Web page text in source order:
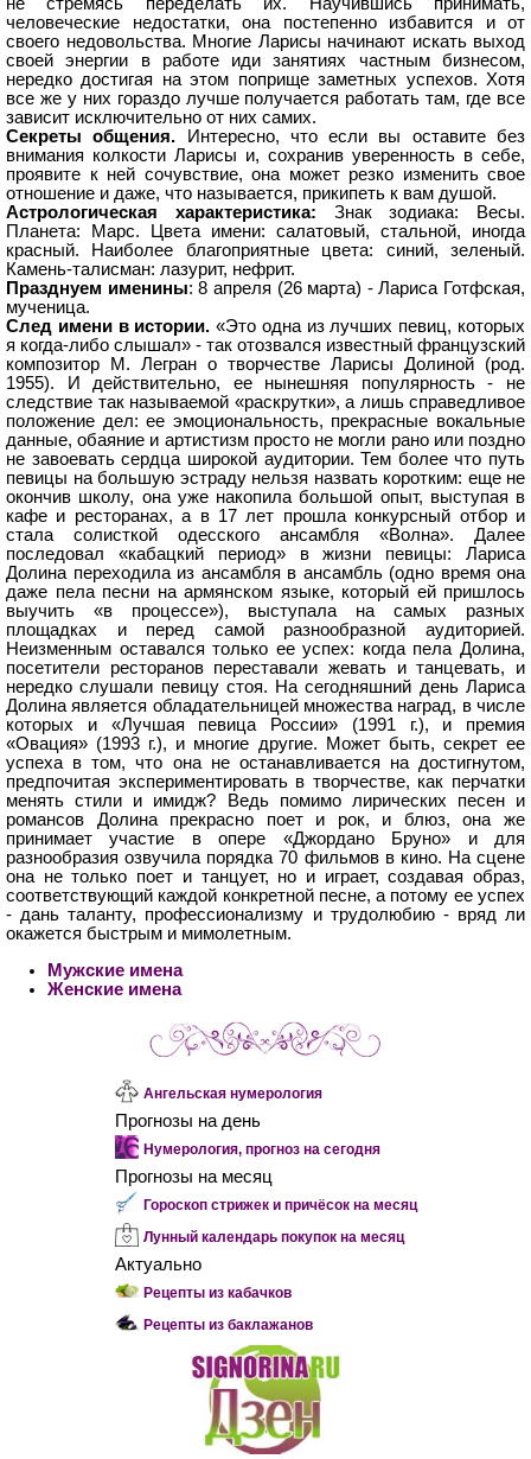
человеческие недостатки, она постепенно избавится и от
своего недовольства. Многие Ларисы начинают искать выход
своей энергии в работе иди занятиях частным бизнесом,
нередко достигая на этом поприще заметных успехов. Хотя
все же у них гораздо лучше получается работать там, где все
зависит исключительно от них самих.
Секреты общения.
Интересно, что если вы оставите без
внимания колкости Ларисы и, сохранив уверенность в себе,
проявите к ней сочувствие, она может резко изменить свое
отношение и даже, что называется, прикипеть к вам душой.
Астрологическая характеристика: Знак зодиака: Весы.
Планета: Марс. Цвета имени: салатовый, стальной, иногда
красный. Наиболее благоприятные цвета: синий, зеленый.
Камень-талисман: лазурит, нефрит.
Празднуем именины: 8 апреля (26 марта) - Лариса Готфская,
мученица.
След имени в истории. «Это одна из лучших певиц, которых
я когда-либо слышал» - так отозвался известный французский
композитор М. Легран о творчестве Ларисы Долиной (род.
1955). И действительно, ее нынешняя популярность - не
следствие так называемой «раскрутки», а лишь справедливое
положение дел: ее эмоциональность, прекрасные вокальные
данные, обаяние и артистизм просто не могли рано или поздно
не завоевать сердца широкой аудитории. Тем более что путь
певицы на большую эстраду нельзя назвать коротким: еще не
окончив школу, она уже накопила большой опыт, выступая в
кафе и ресторанах, а в 17 лет прошла конкурсный отбор и
стала солисткой одесского ансамбля «Волна». Далее
последовал «кабацкий период» в жизни певицы: Лариса
Долина переходила из ансамбля в ансамбль (одно время она
даже пела песни на армянском языке, который ей пришлось
выучить «в процессе»), выступала на самых разных
площадках и перед самой разнообразной аудиторией.
Неизменным оставался только ее успех: когда пела Долина,
посетители ресторанов переставали жевать и танцевать, и
нередко слушали певицу стоя. На сегодняшний день Лариса
Долина является обладательницей множества наград, в числе
которых и «Лучшая певица России» (1991 г.), и премия
«Овация» (1993 г.), и многие другие. Может быть, секрет ее
успеха в том, что она не останавливается на достигнутом,
предпочитая экспериментировать в творчестве, как перчатки
менять стили и имидж? Ведь помимо лирических песен и
романсов Долина прекрасно поет и рок, и блюз, она же
принимает участие в опере «Джордано Бруно» и для
разнообразия озвучила порядка 70 фильмов в кино. На сцене
она не только поет и танцует, но и играет, создавая образ,
соответствующий каждой конкретной песне, а потому ее успех
- дань таланту, профессионализму и трудолюбию - вряд ли
окажется быстрым и мимолетным.
Мужские имена
Женские имена
Ангельская нумерология
Прогнозы на день
Нумерология, прогноз на сегодня
Прогнозы на месяц
Гороскоп стрижек и причёсок на месяц
Лунный календарь покупок на месяц
Актуально
Рецепты из кабачков
Рецепты из баклажанов